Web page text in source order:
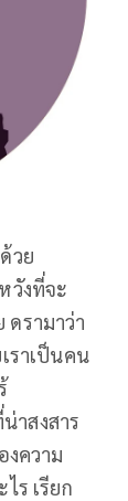
วย
วังที่จะ
รามาว่า
ราเป็นคน
าสงสาร
งความ
ร เรียก